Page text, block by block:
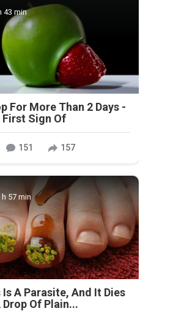
43 min
For More Than 2 Days -
First Sign Of
151 157
h 57 min
Is A Parasite, And It Dies
Drop Of Plain...